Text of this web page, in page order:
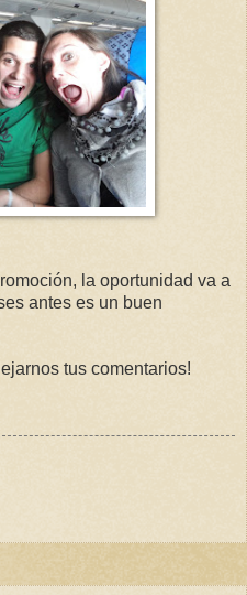
la oportunidad va a
antes es un buen
tus comentarios!